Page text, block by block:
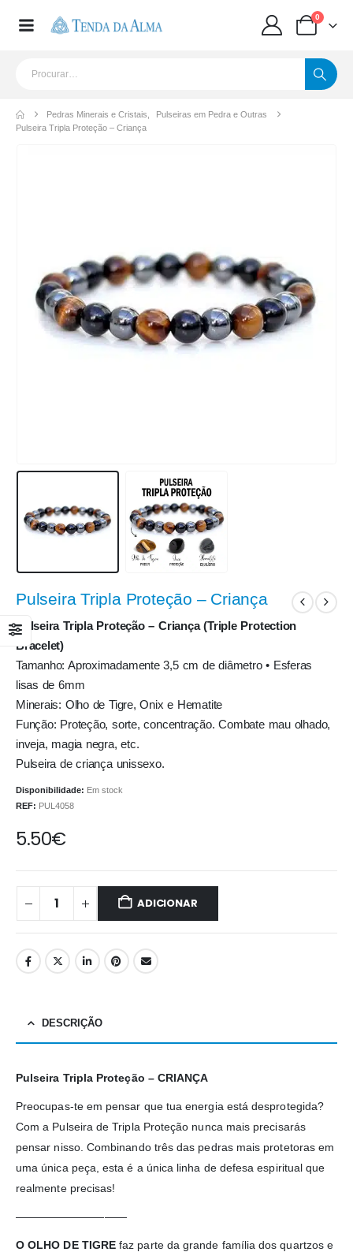
0
Pedras Minerais e Cristais
Pulseiras em Pedra e Outras
Pulseira Tripla Proteção – Criança
Pulseira Tripla Proteção – Criança
Pulseira Tripla Proteção – Criança (Triple Protection
Bracelet)
Tamanho: Aproximadamente 3,5 cm de diâmetro • Esferas
lisas de 6mm
Minerais: Olho de Tigre, Onix e Hematite
Função: Proteção, sorte, concentração. Combate mau olhado,
inveja, magia negra, etc.
Pulseira de criança unissexo.
Disponibilidade: Em stock
REF: PUL4058
5.50€
ADICIONAR
DESCRIÇÃO
Pulseira Tripla Proteção – CRIANÇA
Preocupas-te em pensar que tua energia está desprotegida?
Com a Pulseira de Tripla Proteção nunca mais precisarás
pensar nisso. Combinando três das pedras mais protetoras em
uma única peça, esta é a única linha de defesa espiritual que
realmente precisas!
——————————
O OLHO DE TIGRE faz parte da grande família dos quartzos e